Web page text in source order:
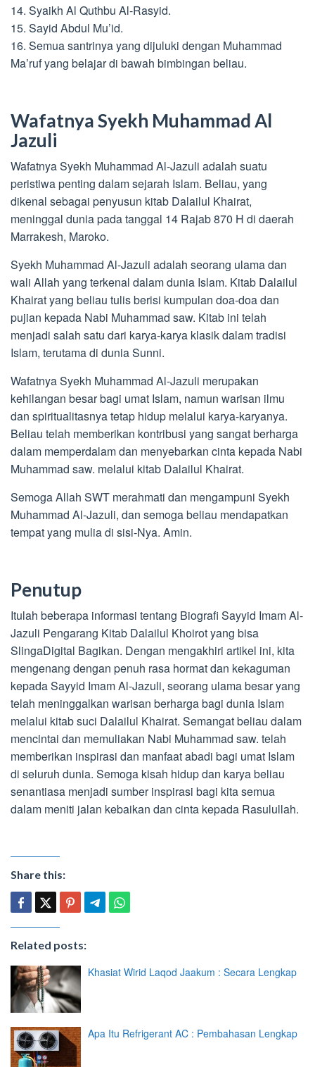
14. Syaikh Al Quthbu Al-Rasyid.
15. Sayid Abdul Mu’id.
16. Semua santrinya yang dijuluki dengan Muhammad
Ma’ruf yang belajar di bawah bimbingan beliau.
Wafatnya Syekh Muhammad Al
Jazuli
Wafatnya Syekh Muhammad Al-Jazuli adalah suatu
peristiwa penting dalam sejarah Islam. Beliau, yang
dikenal sebagai penyusun kitab Dalailul Khairat,
meninggal dunia pada tanggal 14 Rajab 870 H di daerah
Marrakesh, Maroko.
Syekh Muhammad Al-Jazuli adalah seorang ulama dan
wali Allah yang terkenal dalam dunia Islam. Kitab Dalailul
Khairat yang beliau tulis berisi kumpulan doa-doa dan
pujian kepada Nabi Muhammad saw. Kitab ini telah
menjadi salah satu dari karya-karya klasik dalam tradisi
Islam, terutama di dunia Sunni.
Wafatnya Syekh Muhammad Al-Jazuli merupakan
kehilangan besar bagi umat Islam, namun warisan ilmu
dan spiritualitasnya tetap hidup melalui karya-karyanya.
Beliau telah memberikan kontribusi yang sangat berharga
dalam memperdalam dan menyebarkan cinta kepada Nabi
Muhammad saw. melalui kitab Dalailul Khairat.
Semoga Allah SWT merahmati dan mengampuni Syekh
Muhammad Al-Jazuli, dan semoga beliau mendapatkan
tempat yang mulia di sisi-Nya. Amin.
Penutup
Itulah beberapa informasi tentang Biografi Sayyid Imam Al-
Jazuli Pengarang Kitab Dalailul Khoirot yang bisa
SlingaDigital Bagikan. Dengan mengakhiri artikel ini, kita
mengenang dengan penuh rasa hormat dan kekaguman
kepada Sayyid Imam Al-Jazuli, seorang ulama besar yang
telah meninggalkan warisan berharga bagi dunia Islam
melalui kitab suci Dalailul Khairat. Semangat beliau dalam
mencintai dan memuliakan Nabi Muhammad saw. telah
memberikan inspirasi dan manfaat abadi bagi umat Islam
di seluruh dunia. Semoga kisah hidup dan karya beliau
senantiasa menjadi sumber inspirasi bagi kita semua
dalam meniti jalan kebaikan dan cinta kepada Rasulullah.
Share this:
Related posts:
Khasiat Wirid Laqod Jaakum : Secara Lengkap
Apa Itu Refrigerant AC : Pembahasan Lengkap